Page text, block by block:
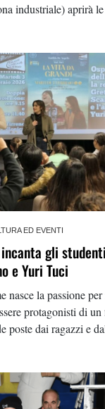
industriale) aprirà
e attenzione ai temi
ED EVENTI
gli
e Yuri Tuci
la passione per
protagonisti di
poste dai ragazzi e